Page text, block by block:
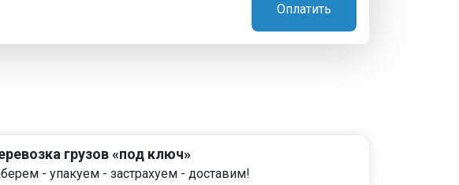
Оплатить
грузов «под ключ»
- упакуем - застрахуем - доставим!